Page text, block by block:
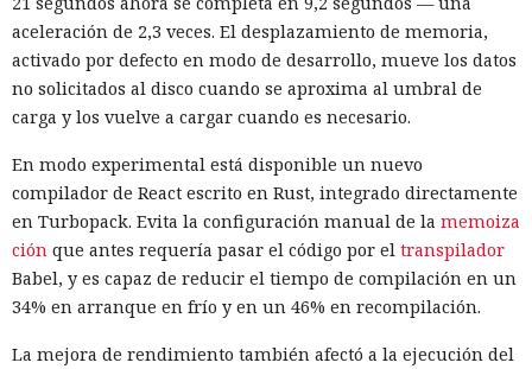
represalias contra EE. UU. a
través de Palo Alto Networks
Otra corporación corre el riesgo de repetir la triste suerte de
sus predecesoras.
aceleración de 2,3 veces. El desplazamiento de memoria,
activado por defecto en modo de desarrollo, mueve los datos
no solicitados al disco cuando se aproxima al umbral de
carga y los vuelve a cargar cuando es necesario.
En modo experimental está disponible un nuevo
compilador de React escrito en Rust, integrado directamente
en Turbopack. Evita la configuración manual de la memoiza
ción que antes requería pasar el código por el transpilador
Babel, y es capaz de reducir el tiempo de compilación en un
34% en arranque en frío y en un 46% en recompilación.
La mejora de rendimiento también afectó a la ejecución del